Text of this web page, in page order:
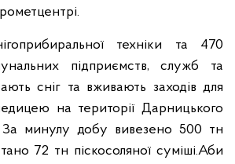
техніки та 470
підприємств, служб та
сніг та вживають заходів для
на території Дарницького
За минулу добу вивезено 500 тн
72 тн піскосоляної суміші.Аби